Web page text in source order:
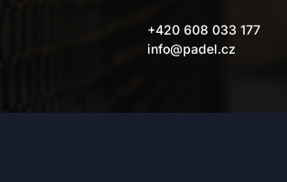
+420 608 033 177
info@padel.cz